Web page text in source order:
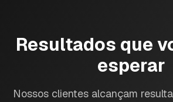
Resultados que
esperar
Nossos clientes alcançam